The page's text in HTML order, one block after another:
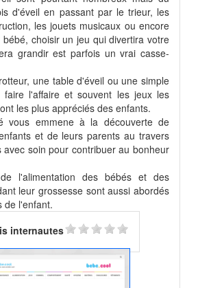
d'éveil en passant par le trieur, les
les jouets musicaux ou encore
bébé, choisir un jeu qui divertira votre
grandir est parfois un vrai casse-
une table d'éveil ou une simple
faire l'affaire et souvent les jeux les
les plus appréciés des enfants.
vous emmene à la découverte de
et de leurs parents au travers
avec soin pour contribuer au bonheur
l'alimentation des bébés et des
leur grossesse sont aussi abordés
de l'enfant.
internautes